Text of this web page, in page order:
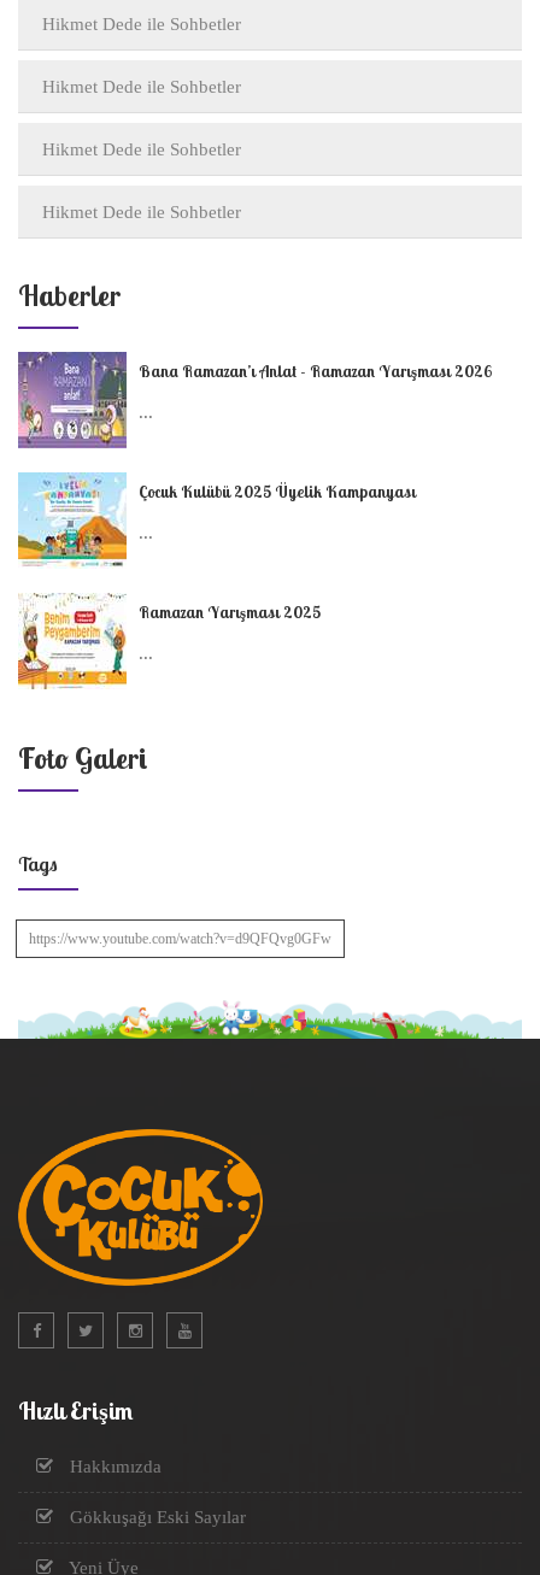
Hikmet Dede ile Sohbetler
Hikmet Dede ile Sohbetler
Hikmet Dede ile Sohbetler
Hikmet Dede ile Sohbetler
Haberler
Bana Ramazan’ı Anlat - Ramazan Yarışması 2026
...
Çocuk Kulübü 2025 Üyelik Kampanyası
...
Ramazan Yarışması 2025
...
Foto Galeri
Tags
https://www.youtube.com/watch?v=d9QFQvg0GFw
Hızlı Erişim
Hakkımızda
Gökkuşağı Eski Sayılar
Yeni Üye